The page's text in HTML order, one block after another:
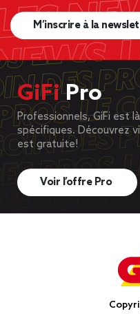
M’inscrire à la
GiFiPro
Professionnels, GiFi est
spécifiques. Découvrez
est gratuite!
Voir l’offre Pro